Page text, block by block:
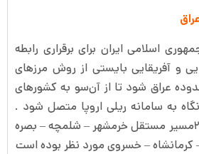
اسلامی ایران برای برقراری رابطه
و آفریقایی بایستی از روش مرزهای
عراق شود تا از آن‌سو به کشور‌های
به سامانه ریلی اروپا متصل شود .
برای برقراری این رابطه , ۲‌مسیر مستقل خرمشهر – شلمچه – بصره
کرمانشاه – خسروی مورد نظر بوده است